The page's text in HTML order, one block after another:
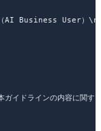
AI Business User）
ガイドラインの内容に関す